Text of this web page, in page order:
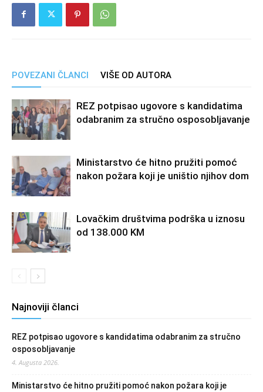
POVEZANI ČLANCI VIŠE OD AUTORA
REZ potpisao ugovore s kandidatima
odabranim za stručno osposobljavanje
Ministarstvo će hitno pružiti pomoć
nakon požara koji je uništio njihov dom
Lovačkim društvima podrška u iznosu
od 138.000 KM
Najnoviji članci
REZ potpisao ugovore s kandidatima odabranim za stručno
osposobljavanje
4. Augusta 2026.
Ministarstvo će hitno pružiti pomoć nakon požara koji je